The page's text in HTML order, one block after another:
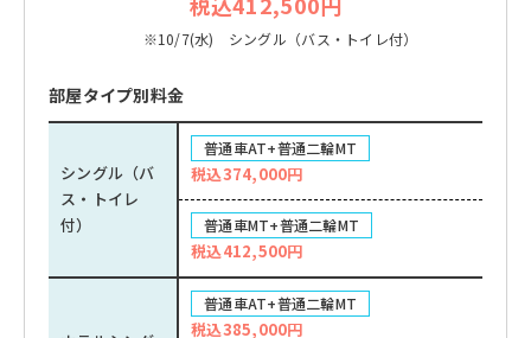
※10/7(水) シングル（バス・トイレ付）
部屋タイプ別料金
シングル（バ
ス・トイレ
付）
普通車AT+普通二輪MT
税込374,000円
普通車MT+普通二輪MT
税込412,500円
普通車AT+普通二輪MT
税込385,000円